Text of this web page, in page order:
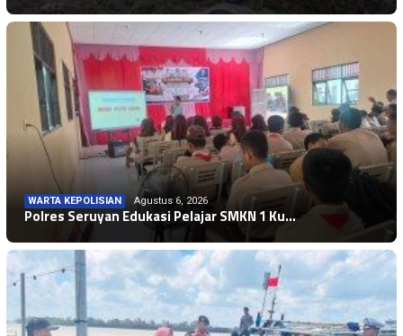
WARTA KEPOLISIAN Agustus 6, 2026
Polres Seruyan Edukasi Pelajar SMKN 1 Ku…